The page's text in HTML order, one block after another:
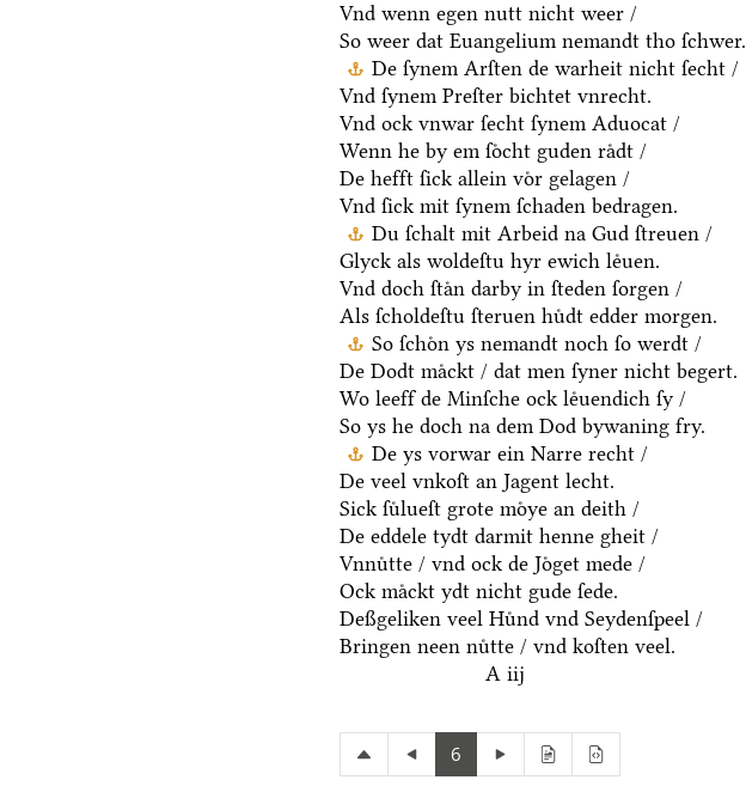
Vnd wenn egen nutt nicht weer /
So weer dat Euangelium nemandt tho ſchwer.
De ſynem Arſten de warheit nicht ſecht /
Vnd ſynem Preſter bichtet vnrecht.
Vnd ock vnwar ſecht ſynem Aduocat /
Wenn he by em ſoͤcht guden raͤdt /
De hefft ſick allein voͤr gelagen /
Vnd ſick mit ſynem ſchaden bedragen.
Du ſchalt mit Arbeid na Gud ſtreuen /
Glyck als woldeſtu hyr ewich leͤuen.
Vnd doch ſtaͤn darby in ſteden ſorgen /
Als ſcholdeſtu ſteruen huͤdt edder morgen.
So ſchoͤn ys nemandt noch ſo werdt /
De Dodt maͤckt / dat men ſyner nicht begert.
Wo leeff de Minſche ock leͤuendich ſy /
So ys he doch na dem Dod bywaning fry.
De ys vorwar ein Narre recht /
De veel vnkoſt an Jagent lecht.
Sick ſuͤlueſt grote moͤye an deith /
De eddele tydt darmit henne gheit /
Vnnuͤtte / vnd ock de Joͤget mede /
Ock maͤckt ydt nicht gude ſede.
Deßgeliken veel Huͤnd vnd Seydenſpeel /
Bringen neen nuͤtte / vnd koſten veel.
A iij
6